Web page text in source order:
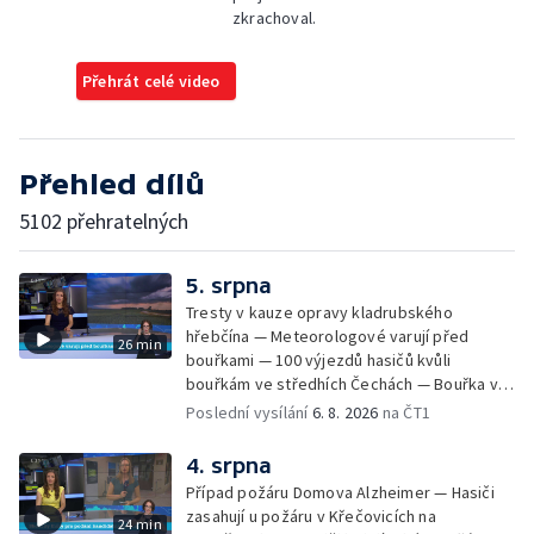
zkrachoval.
Přehrát celé video
Přehled dílů
5102 přehratelných
26 min
5. srpna
Tresty v kauze opravy kladrubského
hřebčína — Meteorologové varují před
bouřkami — 100 výjezdů hasičů kvůli
bouřkám ve středhích Čechách — Bouřka v
LK za sebou zanechala polámané stromy,
likvidovali několik požárů — Časová
schránka ukrytá na Václavském náměstí —
Necelý kilometr řeky Otavy u šumavského
Annína je téměř bez vody — Tábor pro děti
Poslední vysílání6. 8. 2026 na ČT1
24 min
4. srpna
Případ požáru Domova Alzheimer — Hasiči
zasahují u požáru v Křečovicích na